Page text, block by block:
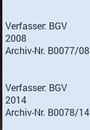
Verfasser: BGV
2008
Archiv-Nr. B0077/08
Verfasser: BGV
2014
Archiv-Nr. B0078/14